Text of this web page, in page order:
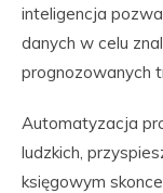
inteligencja
danych w celu
prognozowanych
Automatyzacja
ludzkich,
księgowym